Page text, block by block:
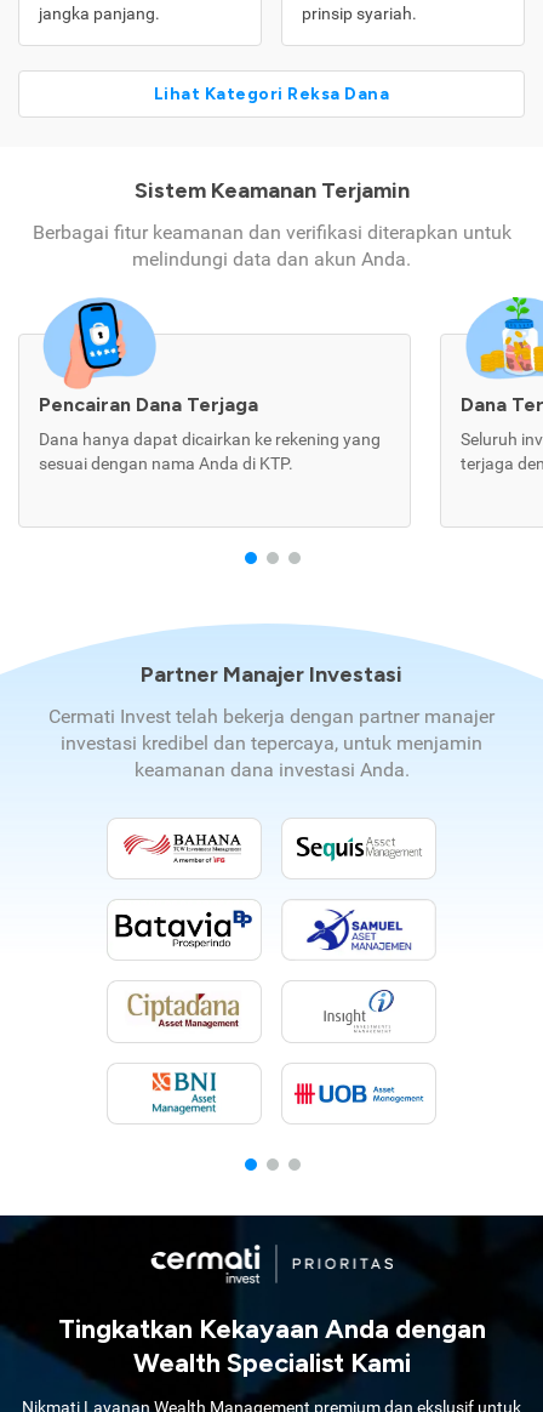
jangka panjang.
prinsip syariah.
Lihat Kategori Reksa Dana
Sistem Keamanan Terjamin
Berbagai fitur keamanan dan verifikasi diterapkan untuk
melindungi data dan akun Anda.
Pencairan Dana Terjaga
Dana hanya dapat dicairkan ke rekening yang
sesuai dengan nama Anda di KTP.
Dana
Seluruh
terjaga
Partner Manajer Investasi
Cermati Invest telah bekerja dengan partner manajer
investasi kredibel dan tepercaya, untuk menjamin
keamanan dana investasi Anda.
Tingkatkan Kekayaan Anda dengan
Wealth Specialist Kami
Nikmati Layanan Wealth Management premium dan ekslusif untuk